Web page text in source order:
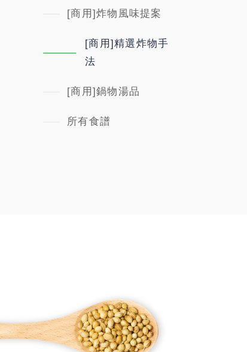
[商用]炸物風味提案
[商用]精選炸物手
法
[商用]鍋物湯品
所有食譜